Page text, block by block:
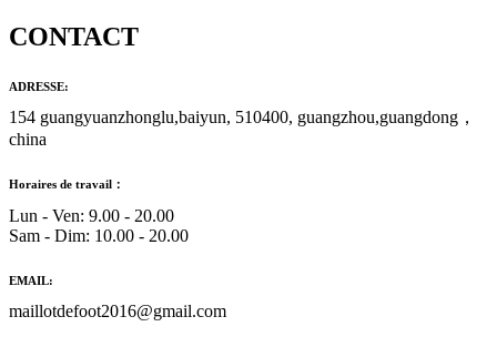
CONTACT
ADRESSE:
154 guangyuanzhonglu,baiyun, 510400, guangzhou,guangdong，
china
Horaires de travail：
Lun - Ven: 9.00 - 20.00
Sam - Dim: 10.00 - 20.00
EMAIL:
maillotdefoot2016@gmail.com